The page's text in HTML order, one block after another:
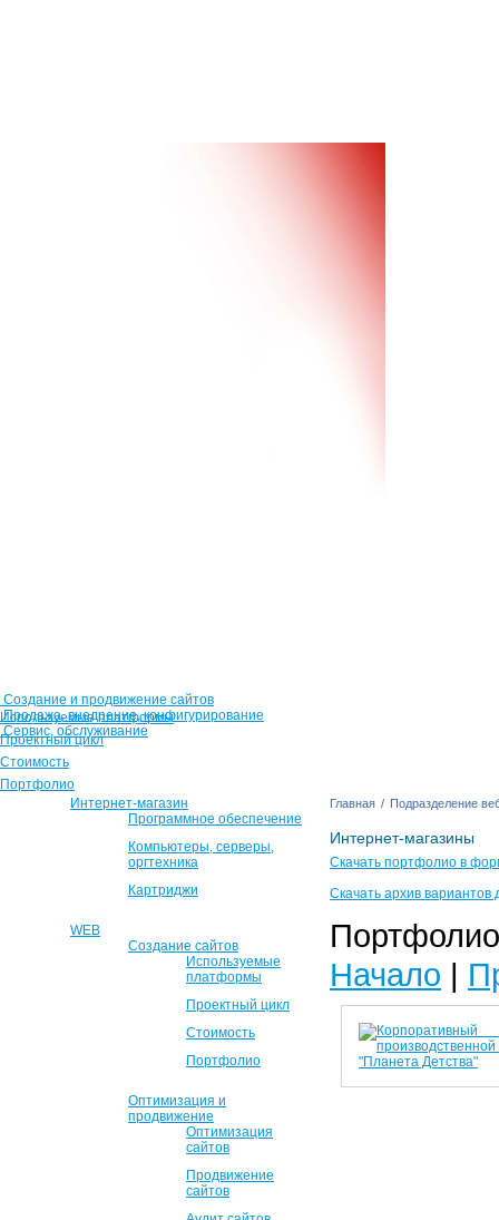
Создание и продвижение сайтов
Продажа, внедрение, конфигурирование
Сервис, обслуживание
Используемые платформы
Проектный цикл
Стоимость
Портфолио
Интернет-магазин
Программное обеспечение
Компьютеры, серверы,
оргтехника
Картриджи
WEB
Создание сайтов
Используемые
платформы
Проектный цикл
Стоимость
Портфолио
Оптимизация и
продвижение
Оптимизация
сайтов
Продвижение
сайтов
Главная / Подразделение
Интернет-магазины
Скачать портфолио в
Скачать архив вариантов
Начало |